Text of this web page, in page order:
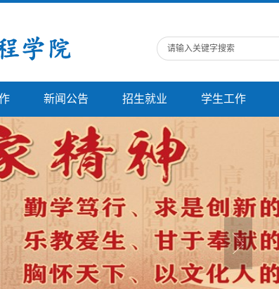
新闻公告 招生就业 学生工作